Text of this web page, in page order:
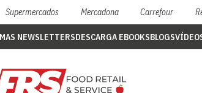
Supermercados Mercadona Carrefour
NEWSLETTERSDESCARGA EBOOKSBLOGS